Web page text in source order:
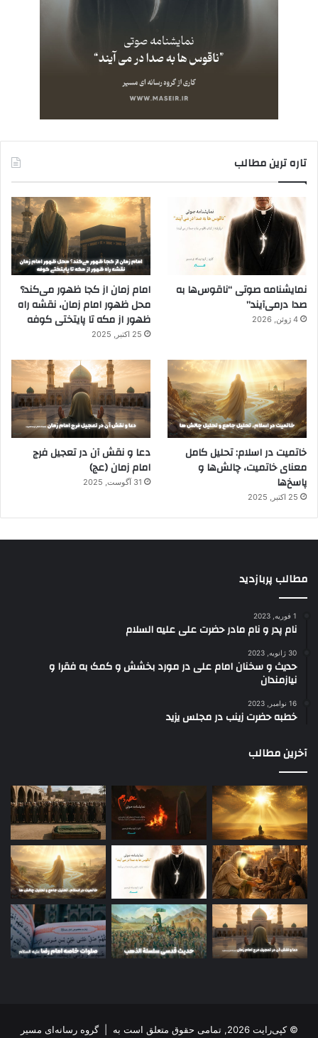
تاره ترین مطالب
نمایشنامه صوتی “ناقوس‌ها به
صدا در‌می‌آیند”
4 ژوئن, 2026
امام زمان از کجا ظهور می‌کند؟
محل ظهور امام زمان، نقشه راه
ظهور از مکه تا پایتختی کوفه
25 اکتبر, 2025
خاتمیت در اسلام: تحلیل کامل
معنای خاتمیت، چالش‌ها و
پاسخ‌ها
25 اکتبر, 2025
دعا و نقش آن در تعجیل فرج
امام زمان (عج)
31 آگوست, 2025
مطالب پربازدید
1 فوریه, 2023
نام پدر و نام مادر حضرت علی علیه السلام
30 ژانویه, 2023
حدیث و سخنان امام علی در مورد بخشش و کمک به فقرا و
نیازمندان
16 نوامبر, 2023
خطبه حضرت زینب در مجلس یزید
آخرین مطالب
© کپی‌رایت 2026, تمامی حقوق متعلق است به | گروه رسانه‌ای مسیر